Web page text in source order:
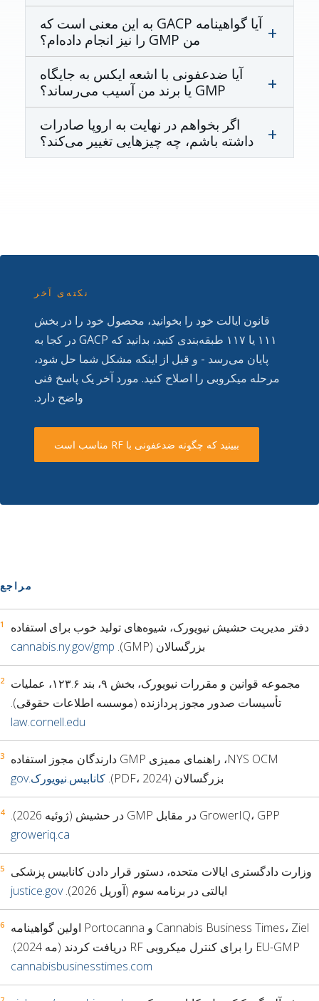
آیا گواهینامه GACP به این معنی است که
من GMP را نیز انجام داده‌ام؟
آیا ضدعفونی با اشعه ایکس به جایگاه
GMP یا برند من آسیب می‌رساند؟
اگر بخواهم در نهایت به اروپا صادرات
داشته باشم، چه چیزهایی تغییر می‌کند؟
نکته‌ی آخر
قانون ایالت خود را بخوانید، محصول خود را در بخش
۱۱۱ یا ۱۱۷ طبقه‌بندی کنید، بدانید که GACP در کجا به
پایان می‌رسد - و قبل از اینکه مشکل شما حل شود،
مرحله میکروبی را اصلاح کنید. مورد آخر یک پاسخ فنی
واضح دارد.
ببینید که چگونه ضدعفونی با RF مناسب است
مراجع
دفتر مدیریت حشیش نیویورک، شیوه‌های تولید خوب برای استفاده
بزرگسالان (GMP).
cannabis.ny.gov/gmp
مجموعه قوانین و مقررات نیویورک، بخش ۹، بند ۱۲۳.۶، عملیات
تأسیسات صدور مجوز پردازنده (موسسه اطلاعات حقوقی).
law.cornell.edu
NYS OCM، راهنمای ممیزی GMP دارندگان مجوز استفاده
بزرگسالان (PDF، 2024).
کانابیس.نیویورک.gov
GrowerIQ، GPP در مقابل GMP در حشیش (ژوئیه 2026).
groweriq.ca
وزارت دادگستری ایالات متحده، دستور قرار دادن کانابیس پزشکی
ایالتی در برنامه سوم (آوریل 2026).
justice.gov
Cannabis Business Times، Ziel و Portocanna اولین گواهینامه
EU-GMP را برای کنترل میکروبی RF دریافت کردند (مه 2024).
cannabisbusinesstimes.com